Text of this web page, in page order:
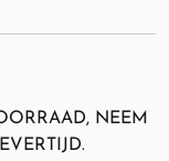
NEEM